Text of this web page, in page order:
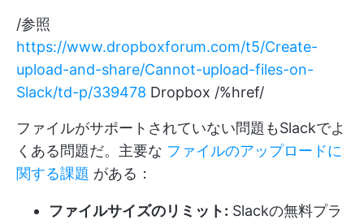
/参照
https://www.dropboxforum.com/t5/Create-
upload-and-share/Cannot-upload-files-on-
Slack/td-p/339478 Dropbox /%href/
ファイルがサポートされていない問題もSlackでよ
くある問題だ。主要な ファイルのアップロードに
関する課題 がある：
ファイルサイズのリミット: Slackの無料プラ